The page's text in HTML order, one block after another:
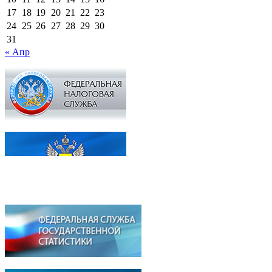
17 18 19 20 21 22 23
24 25 26 27 28 29 30
31
« Апр